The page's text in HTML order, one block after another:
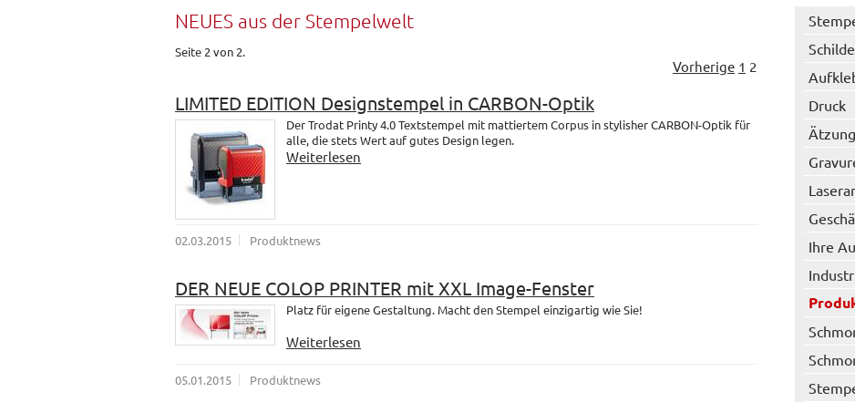
NEUES aus der Stempelwelt
Seite 2 von 2.
Vorherige 1 2
LIMITED EDITION Designstempel in CARBON-Optik
Der Trodat Printy 4.0 Textstempel mit mattiertem Corpus in stylisher CARBON-Optik für
alle, die stets Wert auf gutes Design legen.
Weiterlesen
02.03.2015 Produktnews
DER NEUE COLOP PRINTER mit XXL Image-Fenster
Platz für eigene Gestaltung. Macht den Stempel einzigartig wie Sie!
Weiterlesen
05.01.2015 Produktnews
Druck
Ihre